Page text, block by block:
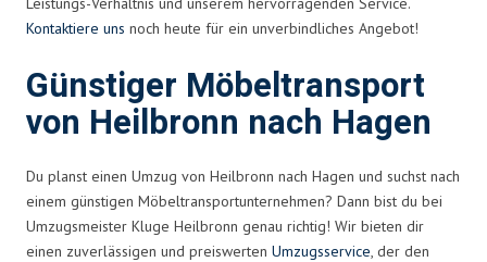
Kontaktiere uns noch heute für ein unverbindliches Angebot!
Günstiger Möbeltransport
von Heilbronn nach Hagen
Du planst einen Umzug von Heilbronn nach Hagen und suchst nach
einem günstigen Möbeltransportunternehmen? Dann bist du bei
Umzugsmeister Kluge Heilbronn genau richtig! Wir bieten dir
einen zuverlässigen und preiswerten Umzugsservice, der den